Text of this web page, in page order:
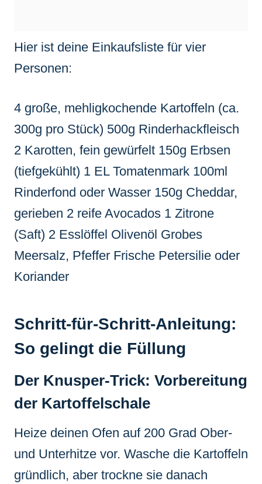
Hier ist deine Einkaufsliste für vier
Personen:
4 große, mehligkochende Kartoffeln (ca.
300g pro Stück) 500g Rinderhackfleisch
2 Karotten, fein gewürfelt 150g Erbsen
(tiefgekühlt) 1 EL Tomatenmark 100ml
Rinderfond oder Wasser 150g Cheddar,
gerieben 2 reife Avocados 1 Zitrone
(Saft) 2 Esslöffel Olivenöl Grobes
Meersalz, Pfeffer Frische Petersilie oder
Koriander
Schritt-für-Schritt-Anleitung:
So gelingt die Füllung
Der Knusper-Trick: Vorbereitung
der Kartoffelschale
Heize deinen Ofen auf 200 Grad Ober-
und Unterhitze vor. Wasche die Kartoffeln
gründlich, aber trockne sie danach